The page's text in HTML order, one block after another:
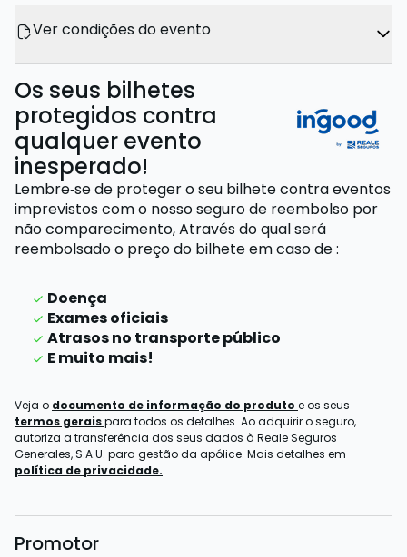
Ver condições do evento
Os seus bilhetes
protegidos contra
qualquer evento
inesperado!
Lembre‑se de proteger o seu bilhete contra eventos
imprevistos com o nosso seguro de reembolso por
não comparecimento,Através do qual será
reembolsado o preço do bilheteem caso de:
Doença
Exames oficiais
Atrasos no transporte público
E muito mais!
Veja o documento de informação do produto e os seus
termos geraispara todos os detalhes. Ao adquirir o seguro,
autoriza a transferência dos seus dados à Reale Seguros
Generales, S.A.U. para gestão da apólice. Mais detalhes em
política de privacidade.
Promotor